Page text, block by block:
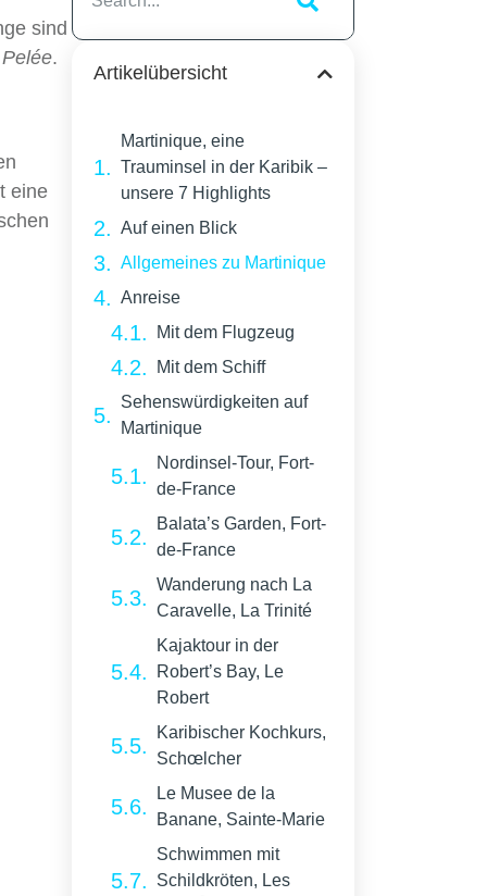
sind
.
eine
Artikelübersicht
Martinique, eine
Trauminsel in der Karibik –
unsere 7 Highlights
Auf einen Blick
Allgemeines zu Martinique
Anreise
Mit dem Flugzeug
Mit dem Schiff
Sehenswürdigkeiten auf
Martinique
Nordinsel-Tour, Fort-
de-France
Balata’s Garden, Fort-
de-France
Wanderung nach La
Caravelle, La Trinité
Kajaktour in der
Robert’s Bay, Le
Robert
Karibischer Kochkurs,
Schœlcher
Le Musee de la
Banane, Sainte-Marie
Schwimmen mit
Schildkröten, Les